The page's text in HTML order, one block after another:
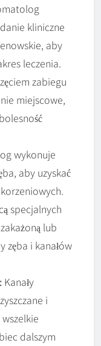
kliniczne
aby
leczenia.
zabiegu
miejscowe,
wykonuje
aby uzyskać
specjalnych
lub
zęba i kanałów
Kanały
i
dalszym